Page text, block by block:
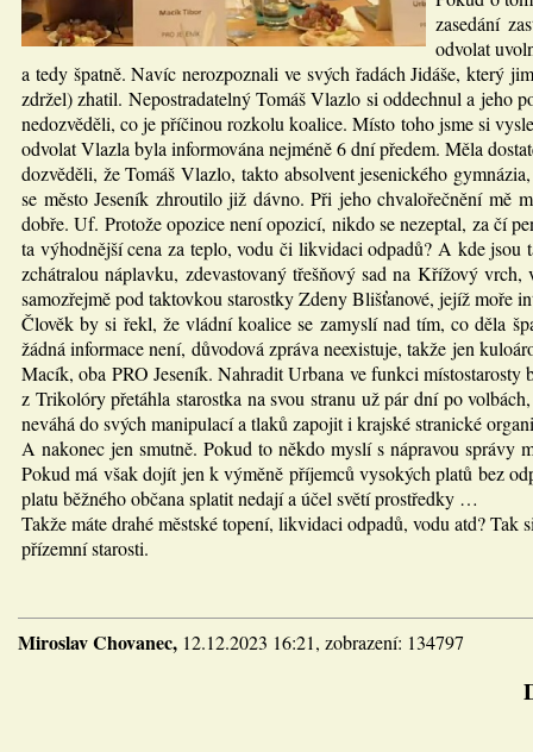
zasedání
odvolat
a tedy špatně. Navíc nerozpoznali ve svých řadách Jidáše, který
zdržel) zhatil. Nepostradatelný Tomáš Vlazlo si oddechnul a jeho
nedozvěděli, co je příčinou rozkolu koalice. Místo toho jsme si
odvolat Vlazla byla informována nejméně 6 dní předem. Měla
dozvěděli, že Tomáš Vlazlo, takto absolvent jesenického
se město Jeseník zhroutilo již dávno. Při jeho chvalořečnění mě
dobře. Uf. Protože opozice není opozicí, nikdo se nezeptal, za čí
ta výhodnější cena za teplo, vodu či likvidaci odpadů? A kde jsou
zchátralou náplavku, zdevastovaný třešňový sad na Křížový
samozřejmě pod taktovkou starostky Zdeny Blišťanové, jejíž moře
Člověk by si řekl, že vládní koalice se zamyslí nad tím, co děla
žádná informace není, důvodová zpráva neexistuje, takže jen
Macík, oba PRO Jeseník. Nahradit Urbana ve funkci
z Trikolóry přetáhla starostka na svou stranu už pár dní po
neváhá do svých manipulací a tlaků zapojit i krajské stranické
A nakonec jen smutně. Pokud to někdo myslí s nápravou správy
Pokud má však dojít jen k výměně příjemců vysokých platů bez
platu běžného občana splatit nedají a účel světí prostředky …
Takže máte drahé městské topení, likvidaci odpadů, vodu atd?
přízemní starosti.
Miroslav Chovanec, 12.12.2023 16:21, zobrazení: 134797